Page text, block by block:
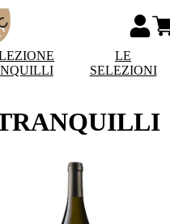
LE
SELEZIONI